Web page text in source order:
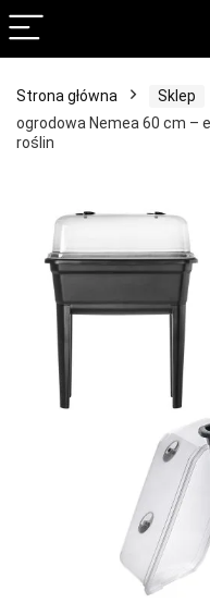
Strona główna Sklep
ogrodowa Nemea 60 cm –
roślin